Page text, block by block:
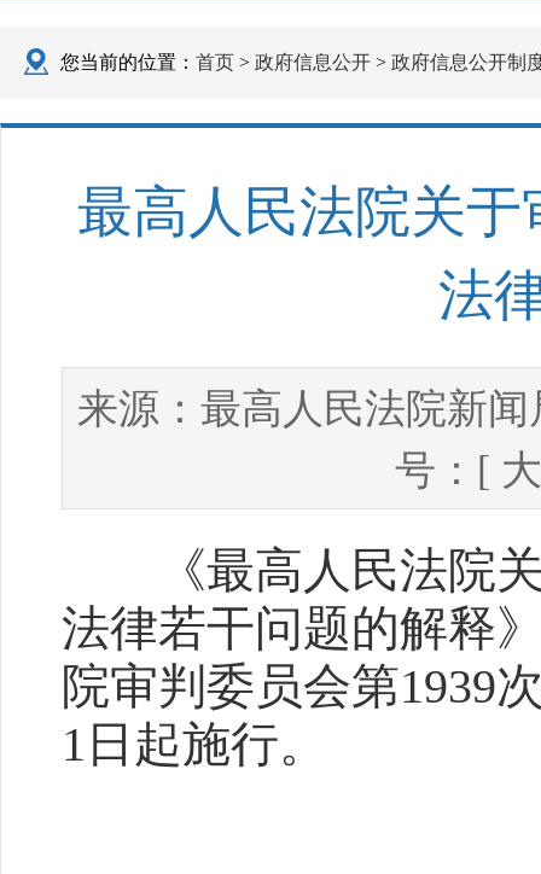
您当前的位置： 首页 > 政府信息公开 > 政府信息公开制
最高人民法院关
法
来源： 最高人民法院新闻
号：[ 大
《最高人民法院关
法律若干问题的解释
院审判委员会第1939
1日起施行。